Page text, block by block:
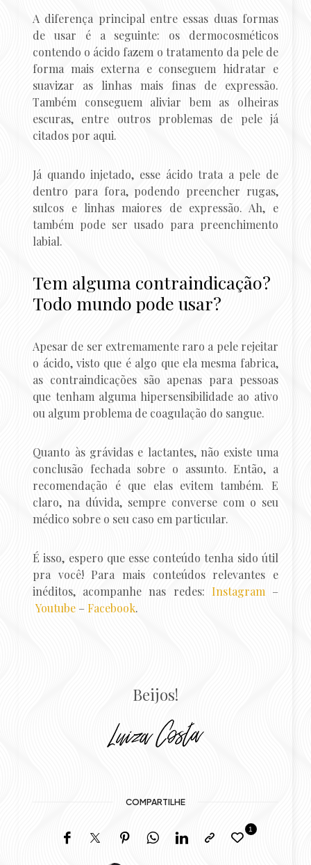
A diferença principal entre essas duas formas
de usar é a seguinte: os dermocosméticos
contendo o ácido fazem o tratamento da pele de
forma mais externa e conseguem hidratar e
suavizar as linhas mais finas de expressão.
Também conseguem aliviar bem as olheiras
escuras, entre outros problemas de pele já
citados por aqui.
Já quando injetado, esse ácido trata a pele de
dentro para fora, podendo preencher rugas,
sulcos e linhas maiores de expressão. Ah, e
também pode ser usado para preenchimento
labial.
Tem alguma contraindicação?
Todo mundo pode usar?
Apesar de ser extremamente raro a pele rejeitar
o ácido, visto que é algo que ela mesma fabrica,
as contraindicações são apenas para pessoas
que tenham alguma hipersensibilidade ao ativo
ou algum problema de coagulação do sangue.
Quanto às grávidas e lactantes, não existe uma
conclusão fechada sobre o assunto. Então, a
recomendação é que elas evitem também. E
claro, na dúvida, sempre converse com o seu
médico sobre o seu caso em particular.
É isso, espero que esse conteúdo tenha sido útil
pra você! Para mais conteúdos relevantes e
inéditos, acompanhe nas redes: Instagram –
Youtube –Facebook.
Beijos!
COMPARTILHE
1